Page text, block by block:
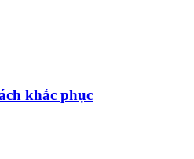
khắc phục